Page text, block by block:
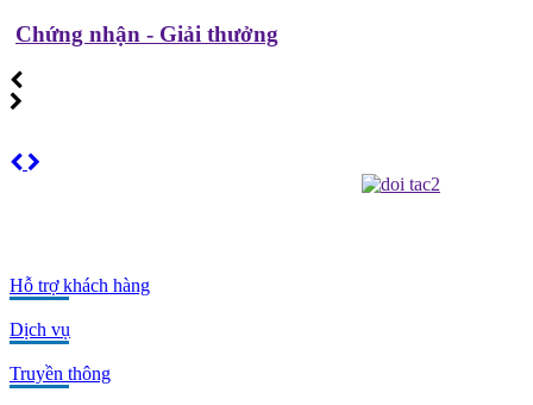
Chứng nhận - Giải thưởng
Hỗ trợ khách hàng
Dịch vụ
Truyền thông